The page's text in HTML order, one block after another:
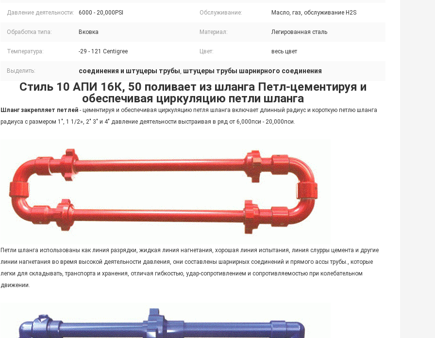
Давление деятельности: 6000 - 20,000PSI Обслуживание: Масло, газ, обслуживание H2S
Обработка типа: Вковка Материал: Легированная сталь
Температура: -29 - 121 Centigree Цвет: весь цвет
Выделить: соединения и штуцеры трубы, штуцеры трубы шарнирного соединения
Стиль 10 АПИ 16К, 50 поливает из шланга Петл-цементируя и
обеспечивая циркуляцию петли шланга
Шланг закрепляет петлей - цементируя и обеспечивая циркуляцию петля шланга включает длинный радиус и короткую петлю шланга
радиуса с размером 1", 1 1/2», 2" 3" и 4" давление деятельности выстраивая в ряд от 6,000пси - 20,000пси.
Петли шланга использованы как линия разрядки, жидкая линия нагнетания, хорошая линия испытания, линия слурры цемента и другие
линии нагнетания во время высокой деятельности давления, они составлены шарнирных соединений и прямого ассы трубы., которые
легки для складывать, транспорта и хранения, отличая гибкостью, удар-сопротивлением и сопротивляемостью при колебательном
движении.